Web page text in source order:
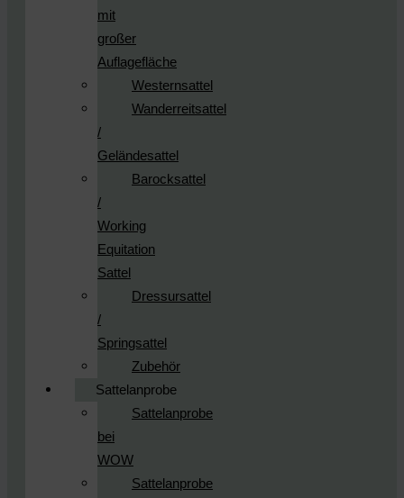
mit
großer
Auflagefläche
Westernsattel
Wanderreitsattel
/
Geländesattel
Barocksattel
/
Working
Equitation
Sattel
Dressursattel
/
Springsattel
Zubehör
Sattelanprobe
Sattelanprobe
bei
WOW
Sattelanprobe